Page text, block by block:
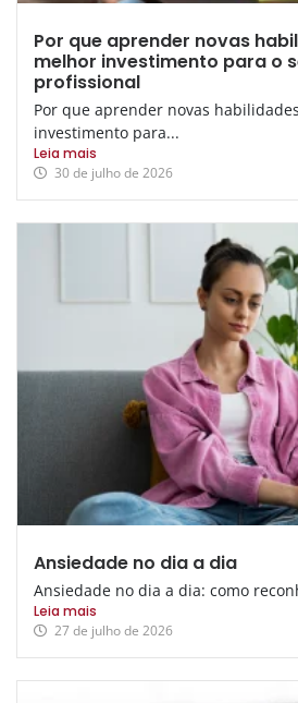
Por que aprender novas
melhor investimento para o
profissional
Por que aprender novas
investimento para...
Leia mais
30 de julho de 2026
Ansiedade no dia a dia
Ansiedade no dia a dia: como
Leia mais
27 de julho de 2026